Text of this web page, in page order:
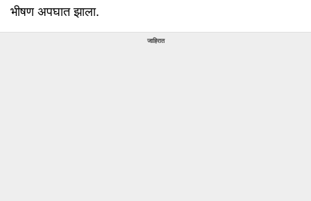
भीषण अपघात झाला.
जाहिरात